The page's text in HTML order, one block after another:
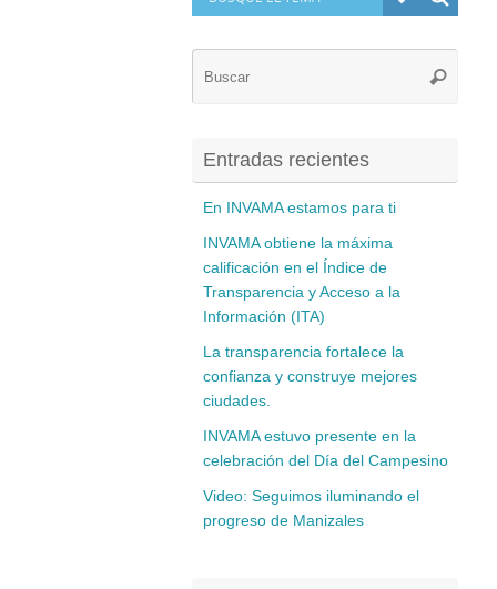
Buscar
Entradas recientes
En INVAMA estamos para ti
INVAMA obtiene la máxima
calificación en el Índice de
Transparencia y Acceso a la
Información (ITA)
La transparencia fortalece la
confianza y construye mejores
ciudades.
INVAMA estuvo presente en la
celebración del Día del Campesino
Video: Seguimos iluminando el
progreso de Manizales